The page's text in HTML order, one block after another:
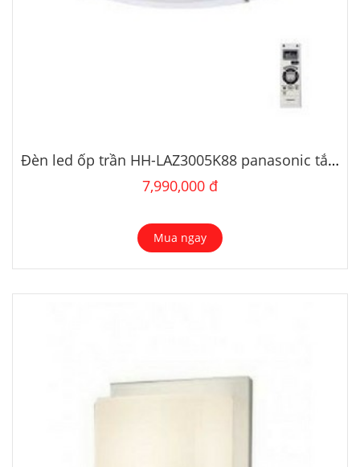
Đèn led ốp trần HH-LAZ3005K88 panasonic tắt an toàn
7,990,000 đ
Mua ngay